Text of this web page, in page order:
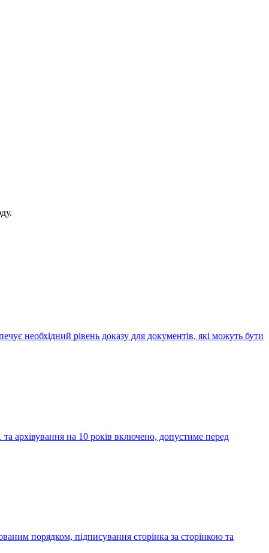
необхідний рівень доказу для документів, які можуть бути
архівування на 10 років включено, допустиме перед
порядком, підписування сторінка за сторінкою та